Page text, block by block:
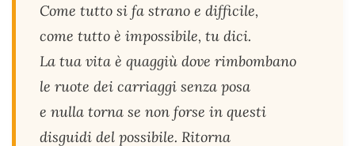
Come tutto si fa strano e difficile,
come tutto è impossibile, tu dici.
La tua vita è quaggiù dove rimbombano
le ruote dei carriaggi senza posa
e nulla torna se non forse in questi
disguidi del possibile. Ritorna